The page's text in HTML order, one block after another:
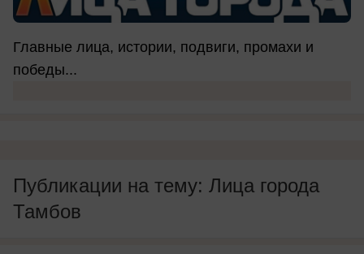
Главные лица, истории, подвиги, промахи и
победы...
Публикации на тему: Лица города
Тамбов